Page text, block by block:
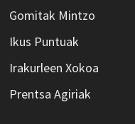
Gomitak Mintzo
Ikus Puntuak
Irakurleen Xokoa
Prentsa Agiriak